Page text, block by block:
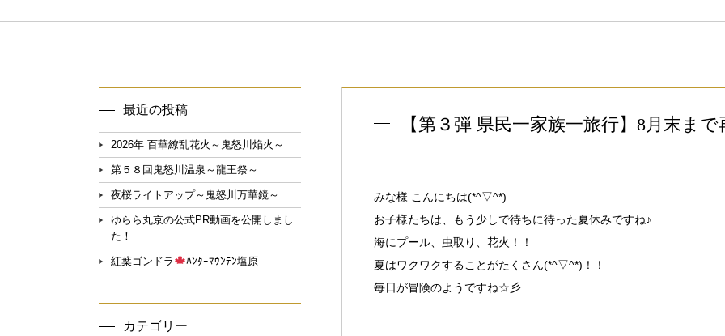
【第３弾 県民一家族一旅行】8月末まで
みな様 こんにちは(*^▽^*)
お子様たちは、もう少しで待ちに待った夏休みですね♪
海にプール、虫取り、花火！！
夏はワクワクすることがたくさん(*^▽^*)！！
毎日が冒険のようですね☆彡
最近の投稿
2026年 百華繚乱花火～鬼怒川焔火～
第５８回鬼怒川温泉～龍王祭～
夜桜ライトアップ～鬼怒川万華鏡～
ゆらら丸京の公式PR動画を公開しまし
た！
紅葉ゴンドラ ﾊﾝﾀｰﾏｳﾝﾃﾝ塩原
カテゴリー